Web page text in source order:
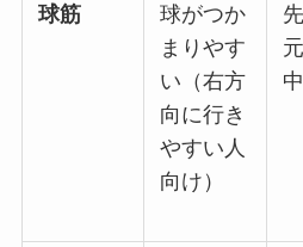
球筋
球がつか
まりやす
い（右方
向に行き
やすい人
向け）